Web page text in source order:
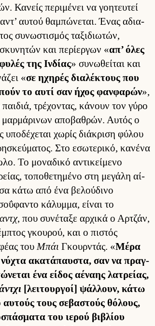
Κανείς περιμένει να γοη­τευ­τεί
αυ­τού θαμπώνεται. Ένας αδια­
συνωστισμός ταξιδιω­τών,
και περίερ­γων «απ’ όλες
της Ιν­δίας» συνωθεί­ται και
«σε ηχηρές δια­λέκτους που
το αυτί σαν ήχος φαν­φαρών»,
τρέχοντας, κάνουν τον γύρο
αποβαθρών. Αυ­τός ο
υποδέχεται χωρίς διάκριση φύλου
Στο εσωτερικό, κανένα
Το μοναδικό αντικεί­μενο
τοποθετημένο στη μεγάλη αί­
κάτω από ένα βελού­δινο
κάλυμ­μα, εί­ναι το
, που συνέταξε αρ­χικά ο Αρ­τζάν,
γκου­ρού, και ο πιστός
τουΜπάι Γκουρ­ντάς. «Μέρα
νύχτα ακατάπαυ­στα, σαν να πραγ­
ένα εί­δος αέναης λατρεί­ας,
[λει­τουρ­γοί] ψάλ­λουν, κάτω
τους σεβαστούς θόλους,
του ιε­ρού βιβλίου